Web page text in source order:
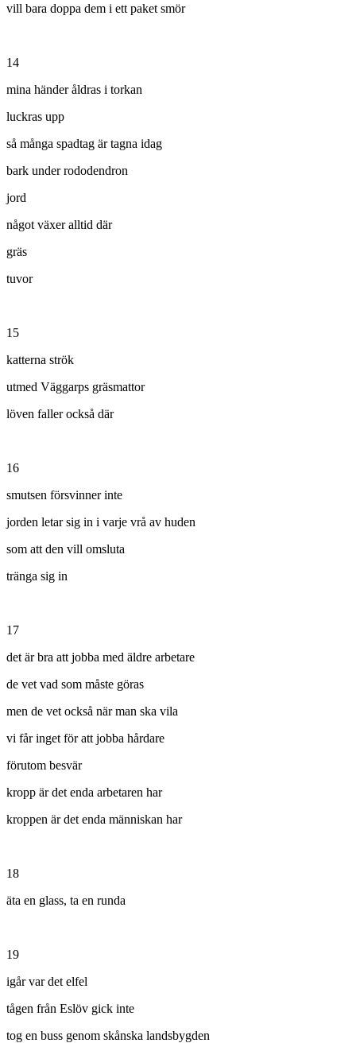
vill bara doppa dem i ett paket smör
14
mina händer åldras i torkan
luckras upp
så många spadtag är tagna idag
bark under rododendron
jord
något växer alltid där
gräs
tuvor
15
katterna strök
utmed Väggarps gräsmattor
löven faller också där
16
smutsen försvinner inte
jorden letar sig in i varje vrå av huden
som att den vill omsluta
tränga sig in
17
det är bra att jobba med äldre arbetare
de vet vad som måste göras
men de vet också när man ska vila
vi får inget för att jobba hårdare
förutom besvär
kropp är det enda arbetaren har
kroppen är det enda människan har
18
äta en glass, ta en runda
19
igår var det elfel
tågen från Eslöv gick inte
tog en buss genom skånska landsbygden